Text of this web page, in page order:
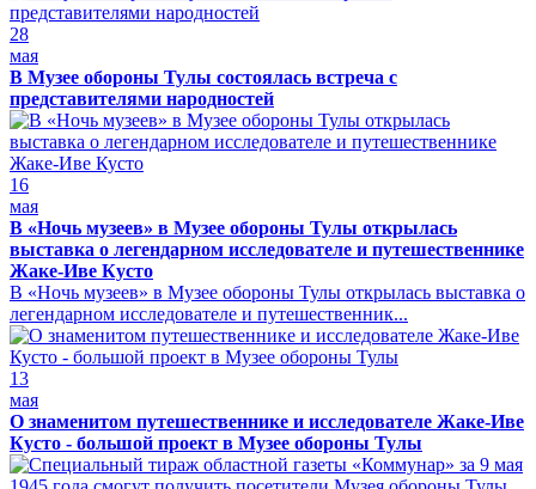
28
мая
В Музее обороны Тулы состоялась встреча с
представителями народностей
16
мая
В «Ночь музеев» в Музее обороны Тулы открылась
выставка о легендарном исследователе и путешественнике
Жаке-Иве Кусто
В «Ночь музеев» в Музее обороны Тулы открылась выставка о
легендарном исследователе и путешественник...
13
мая
О знаменитом путешественнике и исследователе Жаке-Иве
Кусто - большой проект в Музее обороны Тулы